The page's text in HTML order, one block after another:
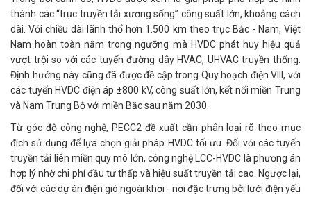
thành các “trục truyền tải xương sống” công suất lớn, khoảng cách
dài. Với chiều dài lãnh thổ hơn 1.500 km theo trục Bắc - Nam, Việt
Nam hoàn toàn nằm trong ngưỡng mà HVDC phát huy hiệu quả
vượt trội so với các tuyến đường dây HVAC, UHVAC truyền thống.
Định hướng này cũng đã được đề cập trong Quy hoạch điện VIII, với
các tuyến HVDC điện áp ±800 kV, công suất lớn, kết nối miền Trung
và Nam Trung Bộ với miền Bắc sau năm 2030.
Từ góc độ công nghệ, PECC2 đề xuất cần phân loại rõ theo mục
đích sử dụng để lựa chọn giải pháp HVDC tối ưu. Đối với các tuyến
truyền tải liên miền quy mô lớn, công nghệ LCC-HVDC là phương án
hợp lý nhờ chi phí đầu tư thấp và hiệu suất truyền tải cao. Ngược lại,
đối với các dự án điện gió ngoài khơi - nơi đặc trưng bởi lưới điện yếu